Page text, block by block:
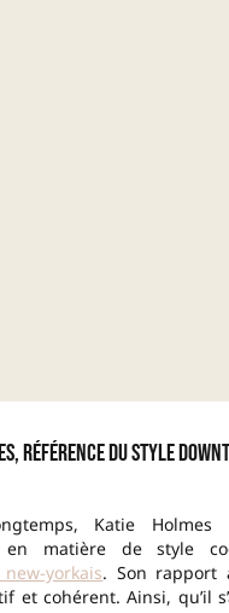
référence du style
Katie
en matière de style
yorkais. Son rapport
et cohérent. Ainsi, qu’il